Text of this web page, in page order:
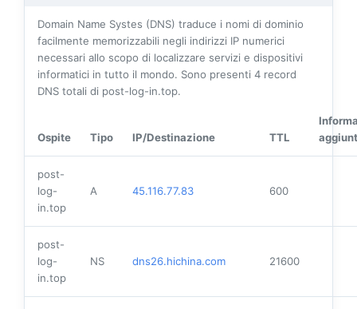
Domain Name Systes (DNS) traduce i nomi di dominio
facilmente memorizzabili negli indirizzi IP numerici
necessari allo scopo di localizzare servizi e dispositivi
informatici in tutto il mondo. Sono presenti 4 record
DNS totali di post-log-in.top.
Ospite Tipo IP/Destinazione TTL
post-
log-
in.top
A 45.116.77.83 600
post-
log-
in.top
NS dns26.hichina.com 21600